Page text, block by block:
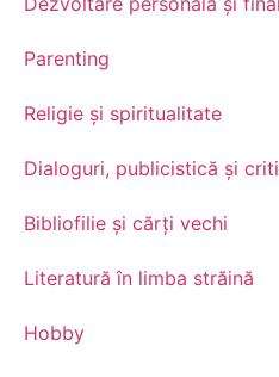
Parenting
Religie și spiritualitate
Dialoguri, publicistică și
Bibliofilie și cărți vechi
Literatură în limba străină
Hobby